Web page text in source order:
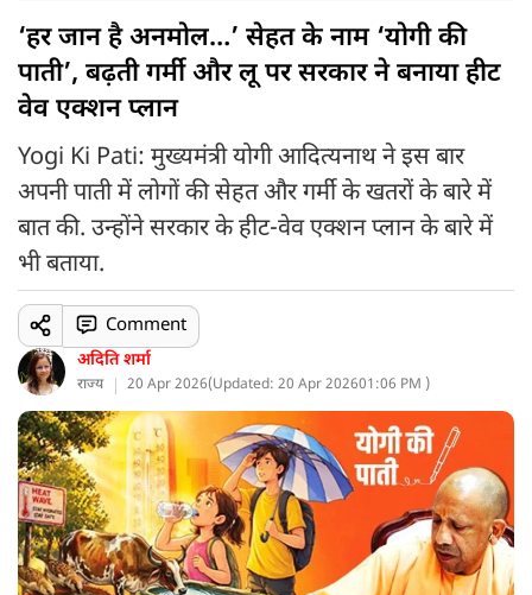
‘हर जान है अनमोल…’ सेहत के नाम ‘योगी की
पाती’, बढ़ती गर्मी और लू पर सरकार ने बनाया हीट
वेव एक्शन प्लान
Yogi Ki Pati: मुख्यमंत्री योगी आदित्यनाथ ने इस बार
अपनी पाती में लोगों की सेहत और गर्मी के खतरों के बारे में
बात की. उन्होंने सरकार के हीट-वेव एक्शन प्लान के बारे में
भी बताया.
अदिति शर्मा
राज्य 20 Apr 2026(Updated: 20 Apr 202601:06 PM )
Comment